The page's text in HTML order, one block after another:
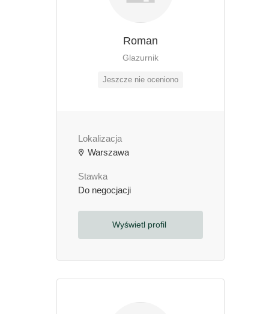
Roman
Glazurnik
Jeszcze nie oceniono
Lokalizacja
Warszawa
Stawka
Do negocjacji
Wyświetl profil